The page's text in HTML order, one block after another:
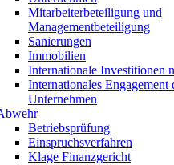
Mitarbeiterbeteiligung und
Managementbeteiligung
Sanierungen
Immobilien
Internationale Investitionen
Internationales Engagement
Unternehmen
Betriebsprüfung
Einspruchsverfahren
Klage Finanzgericht